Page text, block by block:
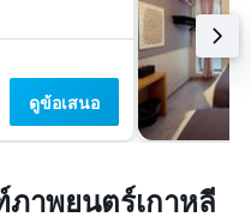
ดูข้อเสนอ
าพยนตร์เกาหลี